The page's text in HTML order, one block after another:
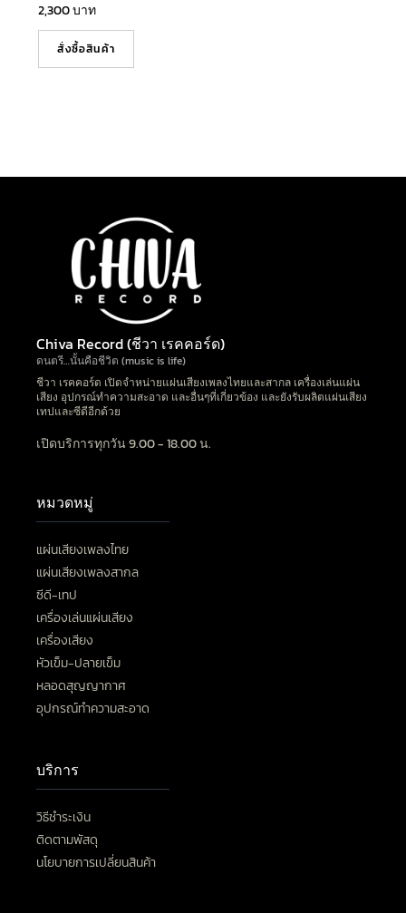
2,300บาท
สั่งซื้อสินค้า
Chiva Record (ชีวา เรคคอร์ด)
ดนตรี…นั้นคือชีวิต (music is life)
ชีวา เรคคอร์ด เปิดจำหน่ายแผ่นเสียงเพลงไทยและสากล เครื่องเล่นแผ่น
เสียง อุปกรณ์ทำความสะอาด และอื่นๆที่เกี่ยวข้อง และยังรับผลิตแผ่นเสียง
เทปและซีดีอีกด้วย
เปิดบริการทุกวัน 9.00 - 18.00 น.
หมวดหมู่
แผ่นเสียงเพลงไทย
แผ่นเสียงเพลงสากล
ซีดี-เทป
เครื่องเล่นแผ่นเสียง
เครื่องเสียง
หัวเข็ม-ปลายเข็ม
หลอดสุญญากาศ
อุปกรณ์ทำความสะอาด
บริการ
วิธีชำระเงิน
ติดตามพัสดุ
นโยบายการเปลี่ยนสินค้า